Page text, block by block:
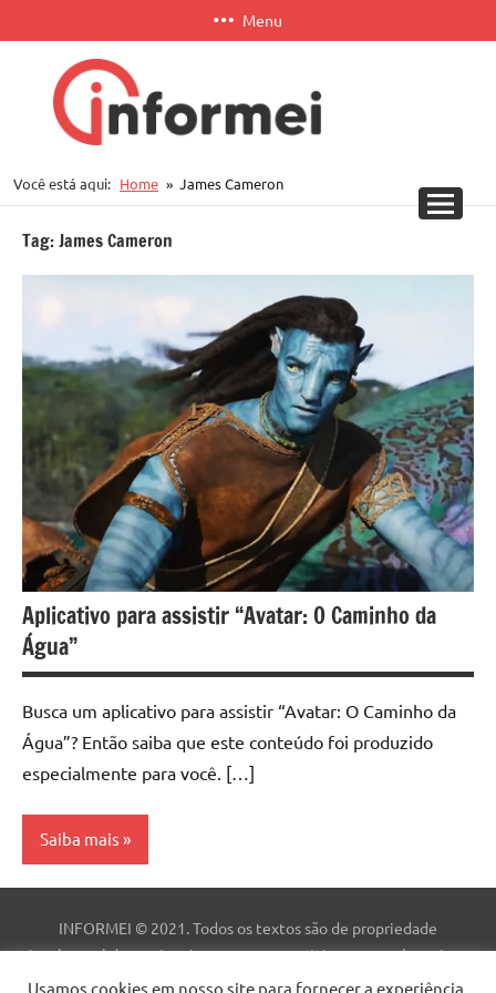
para
conteúdo
Menu
APP
Você está aqui: Home James Cameron
Tag:James Cameron
Aplicativo para assistir “Avatar: O Caminho da
Água”
Busca um aplicativo para assistir “Avatar: O Caminho da
Água”? Então saiba que este conteúdo foi produzido
especialmente para você. […]
Saiba mais
INFORMEI © 2021. Todos os textos são de propriedade
intelectual deste site. As marcas comerciais, nomes e logotipos
são de propriedade de suas respectivas empresas. Este site não
Usamos cookies em nosso site para fornecer a experiência